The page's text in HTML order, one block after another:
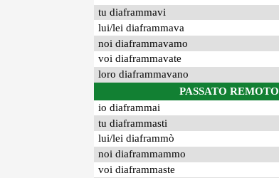
tu diaframmavi
lui/lei diaframmava
noi diaframmavamo
voi diaframmavate
loro diaframmavano
PASSATO REMOTO
io diaframmai
tu diaframmasti
lui/lei diaframmò
noi diaframmammo
voi diaframmaste